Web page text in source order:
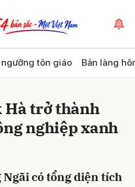
tôn giáo Bản làng
Hà trở thành
nghiệp xanh
có tổng diện tích
Hủy Gửi